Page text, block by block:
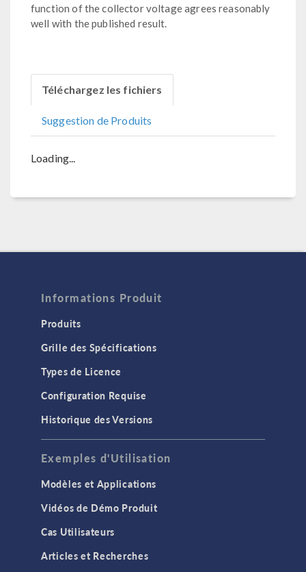
function of the collector voltage agrees reasonably
well with the published result.
Téléchargez les fichiers
Suggestion de Produits
Loading...
Informations Produit
Produits
Grille des Spécifications
Types de Licence
Configuration Requise
Historique des Versions
Exemples d'Utilisation
Modèles et Applications
Vidéos de Démo Produit
Cas Utilisateurs
Articles et Recherches